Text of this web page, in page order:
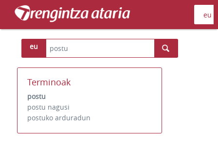
eu
Terminoak
postu
postu nagusi
postuko arduradun